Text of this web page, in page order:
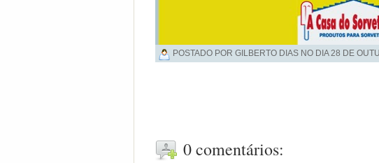
POSTADO POR GILBERTO DIAS NO DIA28 DE
0 comentários: